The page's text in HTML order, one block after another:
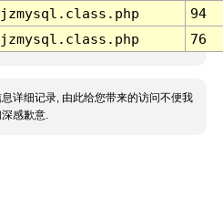
94
76
详细记录, 由此给您带来的访问不便我
感歉意.